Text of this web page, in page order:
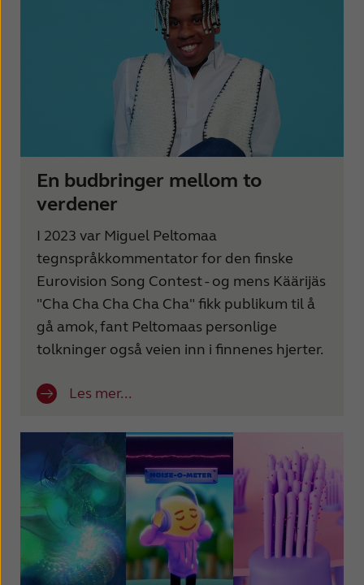
En budbringer mellom to
verdener
I 2023 var Miguel Peltomaa
tegnspråkkommentator for den finske
Eurovision Song Contest - og mens Käärijäs
"Cha Cha Cha Cha Cha" fikk publikum til å
gå amok, fant Peltomaas personlige
tolkninger også veien inn i finnenes hjerter.
Les mer...